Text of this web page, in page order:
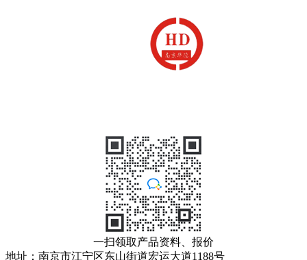
一扫领取产品资料、报价
地址：南京市江宁区东山街道宏运大道1188号